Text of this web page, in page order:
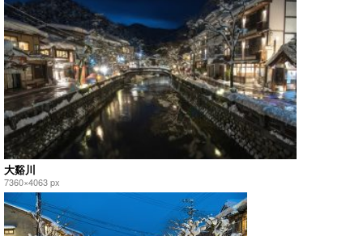
大谿川
7360×4063 px